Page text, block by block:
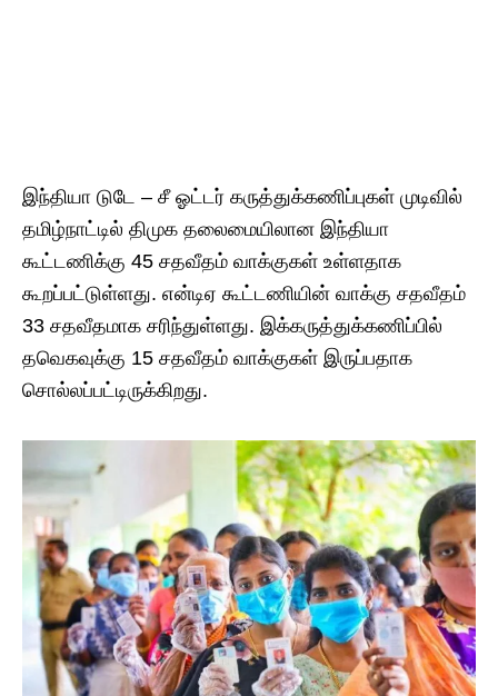
இந்தியா டுடே – சீ ஓட்டர் கருத்துக்கணிப்புகள் முடிவில்
தமிழ்நாட்டில் திமுக தலைமையிலான இந்தியா
கூட்டணிக்கு 45 சதவீதம் வாக்குகள் உள்ளதாக
கூறப்பட்டுள்ளது. என்டிஏ கூட்டணியின் வாக்கு சதவீதம்
33 சதவீதமாக சரிந்துள்ளது. இக்கருத்துக்கணிப்பில்
தவெகவுக்கு 15 சதவீதம் வாக்குகள் இருப்பதாக
சொல்லப்பட்டிருக்கிறது.